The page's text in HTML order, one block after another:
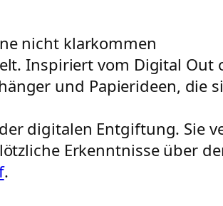
nicht klarkommen
Inspiriert vom Digital
und Papierideen,
digitalen Entgiftung. Sie
Erkenntnisse über
.